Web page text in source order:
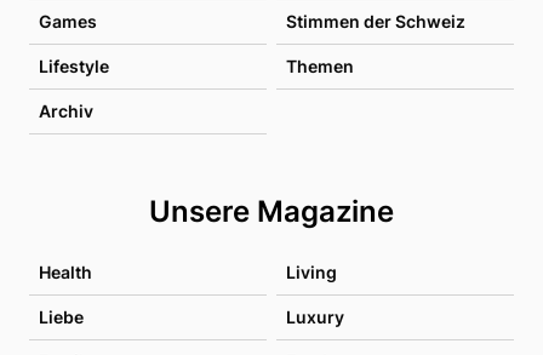
Games Stimmen der Schweiz
Lifestyle Themen
Archiv
Unsere Magazine
Health Living
Liebe Luxury